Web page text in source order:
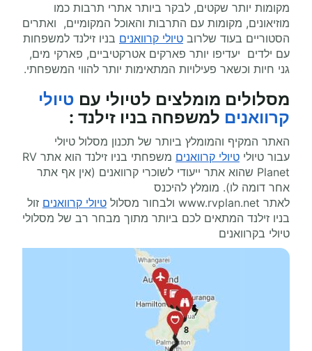
מקומות יותר שקטים, לבקר ביותר אתרי תרבות כמו
מוזיאונים, מקומות עם התרבות והאוכל המקומיים, ואתרים
הסטוריים בעוד שלרוב טיולי קרוואנים בניו זילנד למשפחות
עם ילדים יעדיפו יותר פארקים אטרקטיביים, פארקי מים,
גני חיות וכשאר פעילויות המתאימות יותר להווי המשפחתי.
מסלולים מומלצים לטיולי עם טיולי
קרוואנים למשפחה בניו זילנד :
האתר המקיף והמומלץ ביותר של תכנון מסלול טיולי
עבור טיולי טיולי קרוואנים משפחתי בניו זילנד הוא אתר RV
Planet שהוא אתר ייעודי לשוכרי קרוואנים (אין אף אתר
אחר דומה לו). מומלץ להיכנס
לאתר www.rvplan.net ולבחור מסלול טיולי קרוואנים זול
בניו זילנד המתאים לכם ביותר מתוך מבחר רב של מסלולי
טיולי בקרוואנים